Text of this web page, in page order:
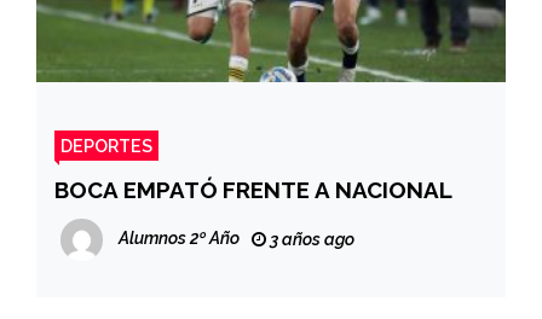
DEPORTES
BOCA EMPATÓ FRENTE A NACIONAL
Alumnos 2º Año 3 años ago